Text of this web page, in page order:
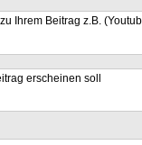
Ihrem Beitrag z.B.
erscheinen soll